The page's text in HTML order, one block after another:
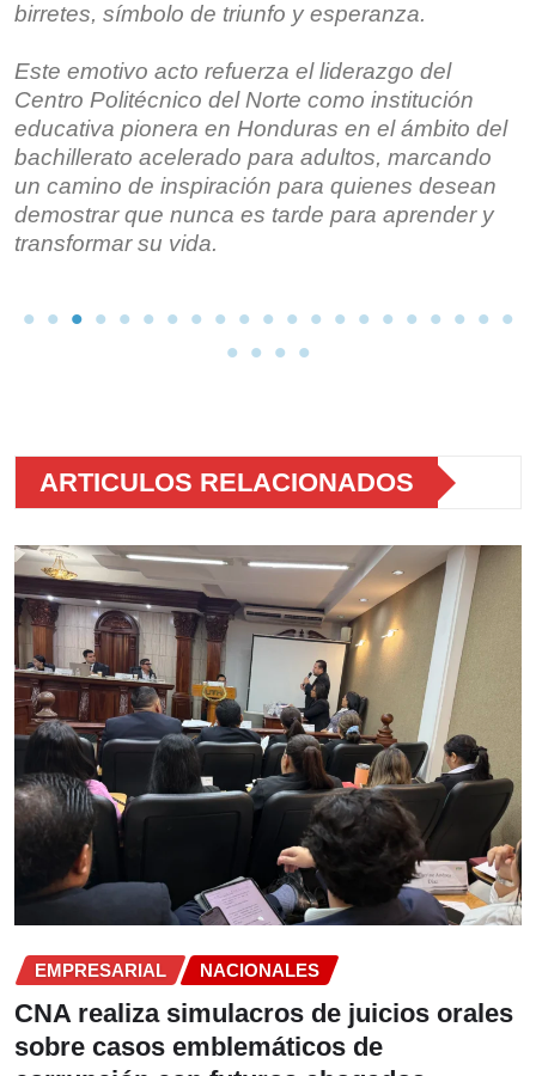
birretes, símbolo de triunfo y esperanza.
Este emotivo acto refuerza el liderazgo del
Centro Politécnico del Norte como institución
educativa pionera en Honduras en el ámbito del
bachillerato acelerado para adultos, marcando
un camino de inspiración para quienes desean
demostrar que nunca es tarde para aprender y
transformar su vida.
ARTICULOS RELACIONADOS
EMPRESARIAL NACIONALES
CNA realiza simulacros de juicios orales
sobre casos emblemáticos de